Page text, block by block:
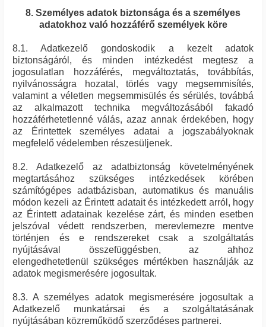
8. Személyes adatok biztonsága és a személyes
adatokhoz való hozzáférő személyek köre
8.1. Adatkezelő gondoskodik a kezelt adatok
biztonságáról, és minden intézkedést megtesz a
jogosulatlan hozzáférés, megváltoztatás, továbbítás,
nyilvánosságra hozatal, törlés vagy megsemmisítés,
valamint a véletlen megsemmisülés és sérülés, továbbá
az alkalmazott technika megváltozásából fakadó
hozzáférhetetlenné válás, azaz annak érdekében, hogy
az Érintettek személyes adatai a jogszabályoknak
megfelelő védelemben részesüljenek.
8.2. Adatkezelő az adatbiztonság követelményének
megtartásához szükséges intézkedések körében
számítógépes adatbázisban, automatikus és manuális
módon kezeli az Érintett adatait és intézkedett arról, hogy
az Érintett adatainak kezelése zárt, és minden esetben
jelszóval védett rendszerben, merevlemezre mentve
történjen és e rendszereket csak a szolgáltatás
nyújtásával összefüggésben, az ahhoz
elengedhetetlenül szükséges mértékben használják az
adatok megismerésére jogosultak.
8.3. A személyes adatok megismerésére jogosultak a
Adatkezelő munkatársai és a szolgáltatásának
nyújtásában közreműködő szerződéses partnerei.